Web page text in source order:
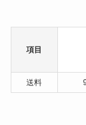
項目
送料